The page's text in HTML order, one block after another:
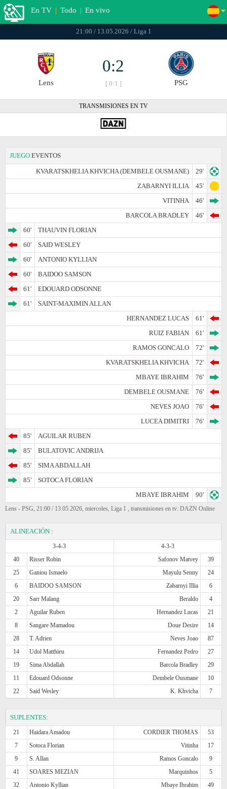
En TV | Todo | En vivo
21:00 / 13.05.2026 / Liga 1
Lens
0:2
[ 0:1 ] PSG
TRANSMISIONES EN TV
JUEGO EVENTOS
KVARATSKHELIA KHVICHA (DEMBELE OUSMANE)
29'
ZABARNYI ILLIA
45'
VITINHA
46'
BARCOLA BRADLEY
46'
60'
THAUVIN FLORIAN
60'
SAID WESLEY
60'
ANTONIO KYLLIAN
60'
BAIDOO SAMSON
61'
EDOUARD ODSONNE
61'
SAINT-MAXIMIN ALLAN
HERNANDEZ LUCAS
61'
RUIZ FABIAN
61'
RAMOS GONCALO
72'
KVARATSKHELIA KHVICHA
72'
MBAYE IBRAHIM
76'
DEMBELE OUSMANE
76'
NEVES JOAO
76'
LUCEA DIMITRI
76'
85'
AGUILAR RUBEN
85'
BULATOVIC ANDRIJA
85'
SIMA ABDALLAH
85'
SOTOCA FLORIAN
MBAYE IBRAHIM
90'
Lens - PSG, 21:00 / 13.05.2026, miercoles, Liga 1 , transmisiones en tv: DAZN Online
ALINEACIÓN :
3-4-3
4-3-3
40
Risser Robin Safonov Matvey
39
25
Ganiou Ismaelo Mayulu Senny
24
6
BAIDOO SAMSON Zabarnyi Illia
6
20
Sarr Malang Beraldo
4
2
Aguilar Ruben Hernandez Lucas
21
8
Sangare Mamadou Doue Desire
14
28
T. Adrien Neves Joao
87
14
Udol Matthieu Fernandez Pedro
27
19
Sima Abdallah Barcola Bradley
29
11
Edouard Odsonne Dembele Ousmane
10
22
Said Wesley K. Khvicha 7
SUPLENTES:
21 Haidara Amadou CORDIER THOMAS
53
7
Sotoca Florian Vitinha
17
9
S. Allan Ramos Goncalo
9
41
SOARES MEZIAN Marquinhos
5
32
Antonio Kyllian Mbaye Ibrahim
49